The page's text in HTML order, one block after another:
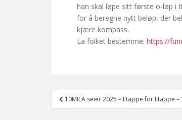
han skal løpe sitt første o-løp i
for å beregne nytt beløp, der
kjære kompass.
La folket bestemme: https://
Post
navigation
10MILA seier 2025 – Etappe for Etappe